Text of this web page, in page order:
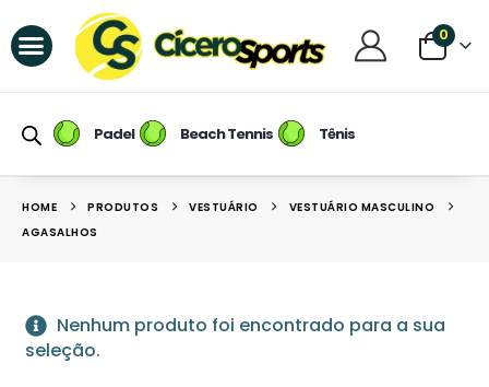
0
Padel Beach Tennis Tênis
HOME PRODUTOS VESTUÁRIO
VESTUÁRIO MASCULINO
AGASALHOS
Nenhum produto foi encontrado para a sua
seleção.